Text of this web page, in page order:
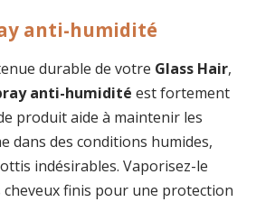
anti-humidité
durable de votre Glass Hair,
anti-humidité est fortement
produit aide à maintenir les
dans des conditions humides,
indésirables. Vaporisez-le
finis pour une protection